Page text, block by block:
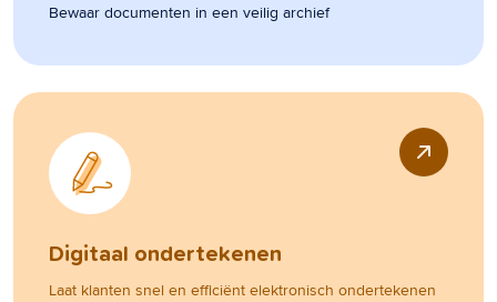
Bewaar documenten in een veilig archief
Digitaal ondertekenen
Laat klanten snel en efficiënt elektronisch ondertekenen